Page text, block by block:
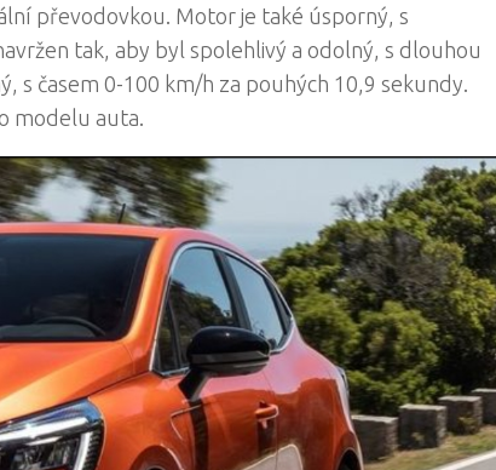
převodovkou. Motor je také úsporný, s
tak, aby byl spolehlivý a odolný, s dlouhou
s časem 0-100 km/h za pouhých 10,9 sekundy.
modelu auta.